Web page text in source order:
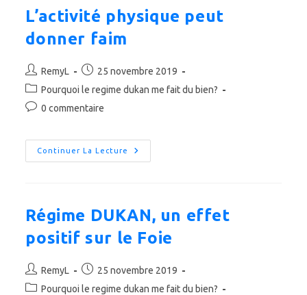
L’activité physique peut
donner faim
Auteur/autrice
de
publication :
RemyL
Publication
publiée :
25 novembre 2019
Post
category:
Pourquoi le regime dukan me fait du bien?
Commentaires
publication :
0 commentaire
Continuer La Lecture
L’activité
Physique
Régime DUKAN, un effet
positif sur le Foie
Auteur/autrice
de
RemyL
Publication
publiée :
25 novembre 2019
PostPourquoi le regime dukan me fait du bien?